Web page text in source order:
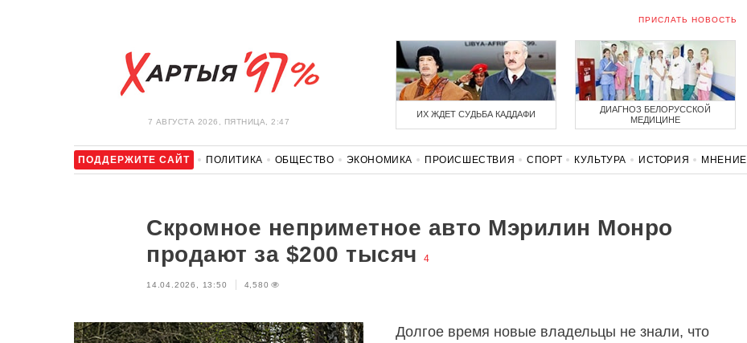
7 АВГУСТА 2026, ПЯТНИЦА, 2:47
ПРИСЛАТЬ НОВОСТЬ
ИХ ЖДЕТ СУДЬБА КАДДАФИ
ДИАГНОЗ БЕЛОРУССКОЙ
МЕДИЦИНЕ
ПОДДЕРЖИТЕ САЙТ ПОЛИТИКА ОБЩЕСТВО ЭКОНОМИКА ПРОИСШЕСТВИЯ СПОРТ КУЛЬТУРА ИСТОРИЯ МНЕНИЕ
Скромное неприметное авто Мэрилин Монро
продают за $200 тысяч
4
14.04.2026, 13:50 4,580
Долгое время новые владельцы не знали, что